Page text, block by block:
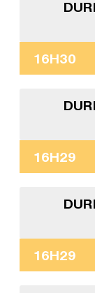
16H30
16H29
16H29